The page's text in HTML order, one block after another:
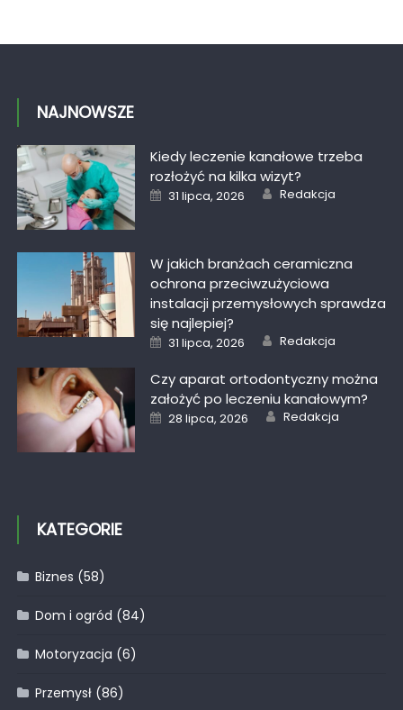
NAJNOWSZE
Kiedy leczenie kanałowe trzeba
rozłożyć na kilka wizyt?
Posted
on
31 lipca, 2026 Author
Redakcja
W jakich branżach ceramiczna
ochrona przeciwzużyciowa
instalacji przemysłowych sprawdza
się najlepiej?
Posted
on
31 lipca, 2026 Author
Redakcja
Czy aparat ortodontyczny można
założyć po leczeniu kanałowym?
Posted
on
28 lipca, 2026 Author
Redakcja
KATEGORIE
Biznes (58)
Dom i ogród (84)
Motoryzacja (6)
Przemysł(86)